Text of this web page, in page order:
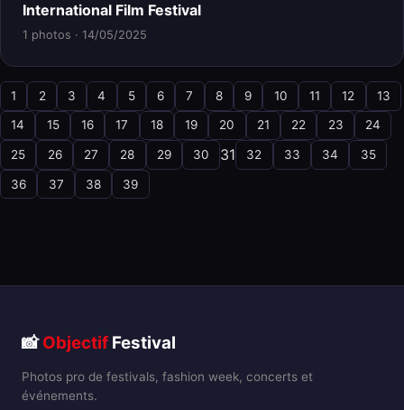
International Film Festival
1 photos · 14/05/2025
1 2 3 4 5 6 7 8 9 10 11 12 13
14 15 16 17 18 19 20 21 22 23 24
25 26 27 28 29 30 31 32 33 34 35
36 37 38 39
📸Objectif Festival
Photos pro de festivals, fashion week, concerts et
événements.